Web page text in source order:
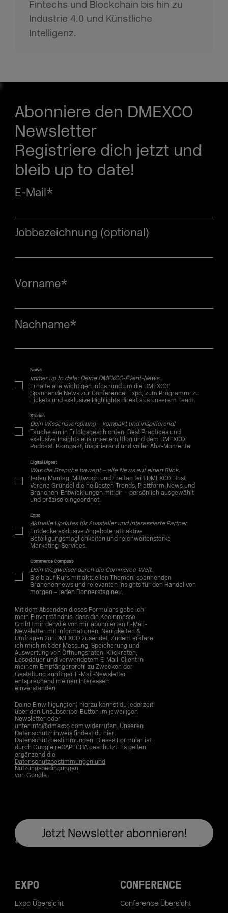
Fintechs und Blockchain bis hin zu
Industrie 4.0 und Künstliche
Intelligenz.
Abonniere den DMEXCO
Newsletter
Registriere dich jetzt und
bleib up to date!
E-Mail*
Jobbezeichnung (optional)
Vorname*
Nachname*
News
Immer up to date: Deine DMEXCO-Event-News.
Erhalte alle wichtigen Infos rund um die DMEXCO:
Spannende News zur Conference, Expo, zum Programm, zu
Tickets und exklusive Highlights direkt aus unserem Team.
Stories
Dein Wissensvorsprung – kompakt und inspirierend!
Tauche ein in Erfolgsgeschichten, Best Practices und
exklusive Insights aus unserem Blog und dem DMEXCO
Podcast. Kompakt, inspirierend und voller Aha-Momente.
Digital Digest
Was die Branche bewegt – alle News auf einen Blick.
Jeden Montag, Mittwoch und Freitag teilt DMEXCO Host
Verena Gründel die heißesten Trends, Plattform-News und
Branchen-Entwicklungen mit dir – persönlich ausgewählt
und präzise eingeordnet.
Expo
Aktuelle Updates für Aussteller und interessierte Partner.
Entdecke exklusive Angebote, attraktive
Beteiligungsmöglichkeiten und reichweitenstarke
Marketing-Services.
Commerce Compass
Dein Wegweiser durch die Commerce-Welt.
Bleib auf Kurs mit aktuellen Themen, spannenden
Branchennews und relevanten Insights für den Handel von
morgen – jeden Donnerstag neu.
Mit dem Absenden dieses Formulars gebe ich
mein Einverständnis, dass die Koelnmesse
GmbH mir den/die von mir abonnierten E-Mail-
Newsletter mit Informationen, Neuigkeiten &
Umfragen zur DMEXCO zusendet. Zudem erkläre
ich mich mit der Messung, Speicherung und
Auswertung von Öffnungsraten, Klickraten,
Lesedauer und verwendetem E-Mail-Client in
meinem Empfängerprofil zu Zwecken der
Gestaltung künftiger E-Mail-Newsletter
entsprechend meinen Interessen
einverstanden.
Deine Einwilligung(en) hierzu kannst du jederzeit
über den Unsubscribe-Button im jeweiligen
Newsletter oder
unter info@dmexco.com widerrufen. Unseren
Datenschutzhinweis findest du hier:
Datenschutzbestimmungen. Dieses Formular ist
durch Google reCAPTCHA geschützt. Es gelten
ergänzend die
Datenschutzbestimmungen und
Nutzungsbedingungen
von Google.
EXPO
Expo Übersicht
CONFERENCE
Conference Übersicht